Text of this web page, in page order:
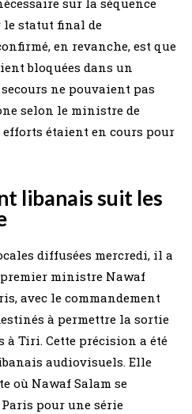
sur la séquence
le statut final de
en revanche, est que
bloquées dans un
ne pouvaient pas
selon le ministre de
efforts étaient en cours pour
libanais suit les
diffusées mercredi, il a
ministre Nawaf
avec le commandement
à permettre la sortie
à Tiri. Cette précision a été
audiovisuels. Elle
où Nawaf Salam se
pour une série